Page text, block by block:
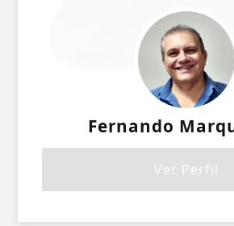
Fernando
Ver Perfil